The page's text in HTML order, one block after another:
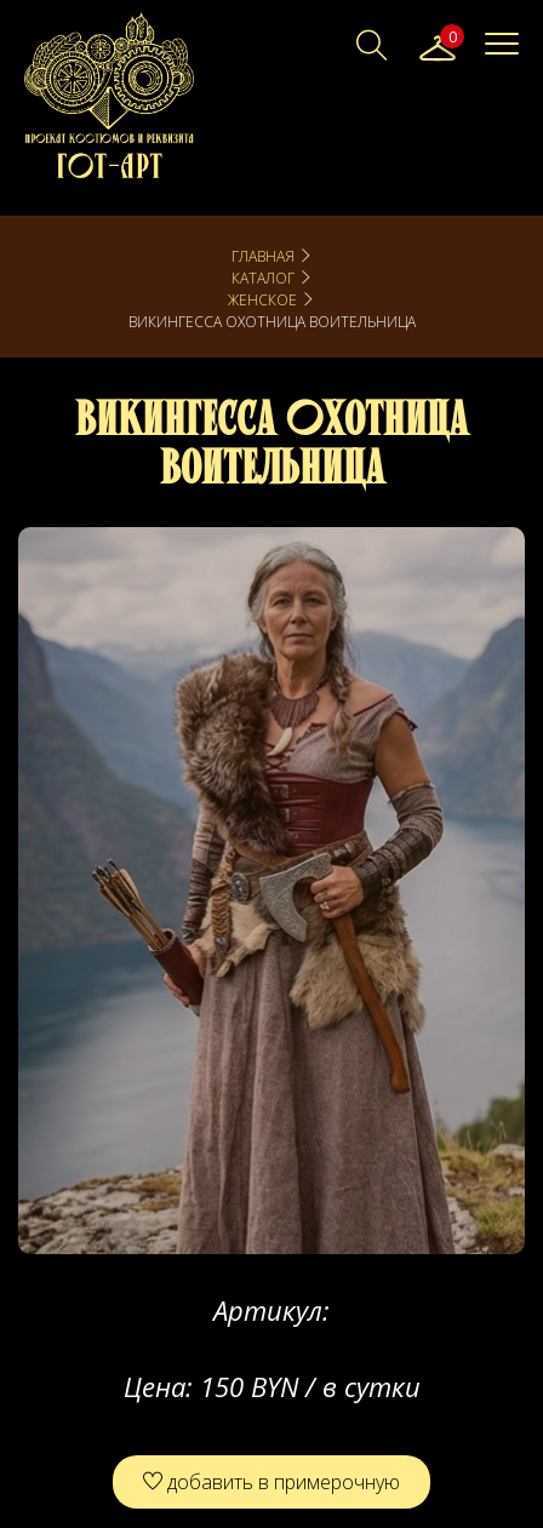
0
ГЛАВНАЯ
КАТАЛОГ
ЖЕНСКОЕ
ВИКИНГЕССА ОХОТНИЦА ВОИТЕЛЬНИЦА
Викингесса Охотница
Воительница
Артикул:
Цена: 150 BYN / в сутки
добавить в примерочную